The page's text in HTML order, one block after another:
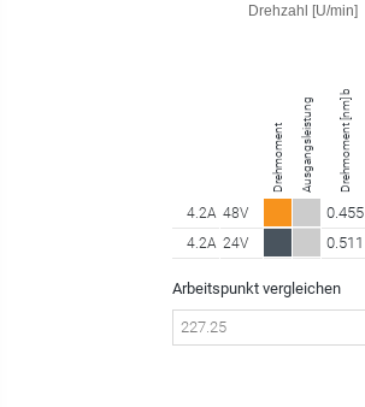
Drehzahl [U/min]
Drehmoment Ausgangsleistung Drehmoment [nm] bei 227.25 U/min
4.2A 48V 0.455
4.2A 24V 0.511
Arbeitspunkt vergleichen